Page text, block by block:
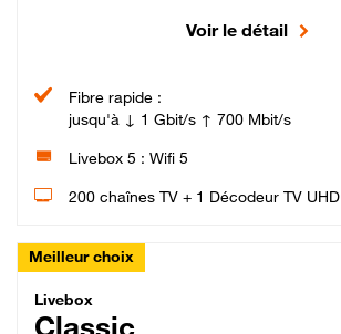
Voir le détail
Fibre rapide :
jusqu'à ↓ 1 Gbit/s ↑ 700 Mbit/s
Livebox 5 : Wifi 5
200 chaînes TV + 1 Décodeur TV UHD
Meilleur choix
Livebox Classic Fibre
Livebox
Classic